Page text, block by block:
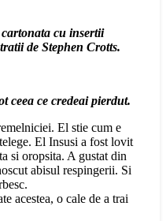
cu insertii
de Stephen Crotts.
ceea ce credeai pierdut.
El stie cum e
El Insusi a fost lovit
si oropsita. A gustat din
abisul respingerii. Si
acestea, o cale de a trai